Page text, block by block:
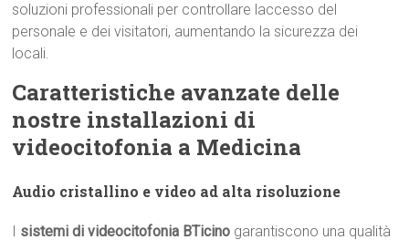
soluzioni professionali per controllare laccesso del
personale e dei visitatori, aumentando la sicurezza dei
locali.
Caratteristiche avanzate delle
nostre installazioni di
videocitofonia a Medicina
Audio cristallino e video ad alta risoluzione
I sistemi di videocitofonia BTicino garantiscono una qualità